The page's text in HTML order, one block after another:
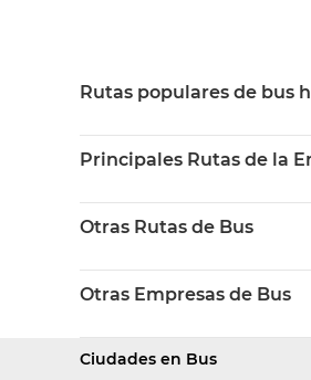
Rutas populares de bus
Principales Rutas de la
Otras Rutas de Bus
Otras Empresas de Bus
Ciudades en Bus